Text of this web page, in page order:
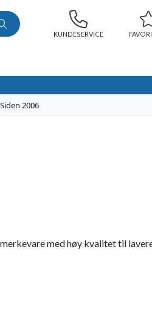
KUNDESERVICE
med høy kvalitet til